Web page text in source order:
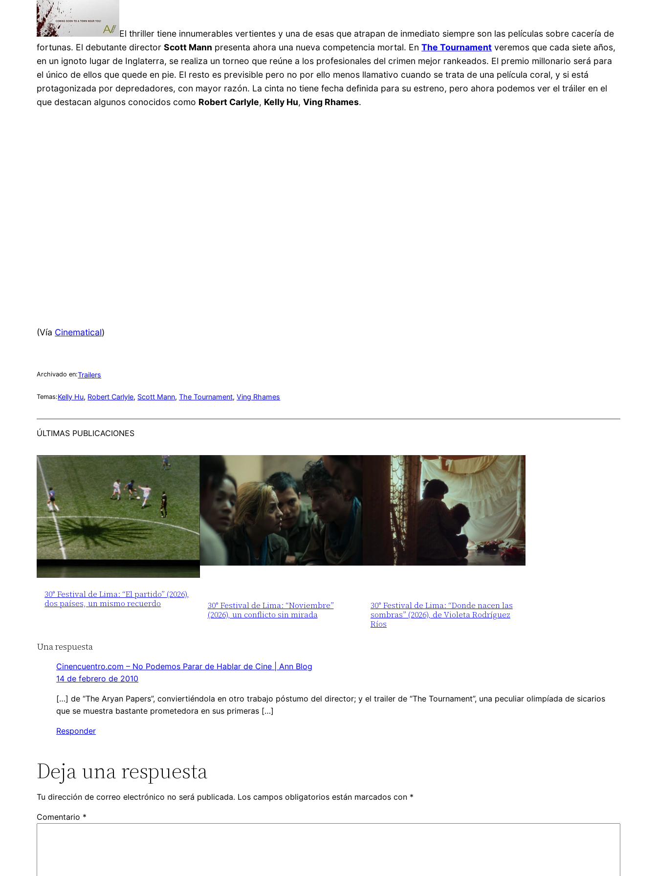
El thriller tiene innumerables vertientes y una de esas que atrapan de inmediato siempre son las películas sobre cacería de
fortunas. El debutante directorScott Mann presenta ahora una nueva competencia mortal. EnThe Tournament veremos que cada siete años,
en un ignoto lugar de Inglaterra, se realiza un torneo que reúne a los profesionales del crimen mejor rankeados. El premio millonario será para
el único de ellos que quede en pie. El resto es previsible pero no por ello menos llamativo cuando se trata de una película coral, y si está
protagonizada por depredadores, con mayor razón. La cinta no tiene fecha definida para su estreno, pero ahora podemos ver el tráiler en el
que destacan algunos conocidos como Robert Carlyle, Kelly Hu,Ving Rhames.
(Vía Cinematical)
Archivado en:Trailers
Temas:Kelly Hu, Robert Carlyle, Scott Mann, The Tournament, Ving Rhames
ÚLTIMAS PUBLICACIONES
30° Festival de Lima: “El partido” (2026),
dos países, un mismo recuerdo
30° Festival de Lima: “Noviembre”
(2026), un conflicto sin mirada
30° Festival de Lima: “Donde nacen las
sombras” (2026), de Violeta Rodríguez
Ríos
Una respuesta
Cinencuentro.com – No Podemos Parar de Hablar de Cine | Ann Blog
14 de febrero de 2010
[…] de “The Aryan Papers”, conviertiéndola en otro trabajo póstumo del director; y el trailer de “The Tournament”, una peculiar olimpíada de sicarios
que se muestra bastante prometedora en sus primeras […]
Responder
Deja una respuesta
Tu dirección de correo electrónico no será publicada. Los campos obligatorios están marcados con *
Comentario *